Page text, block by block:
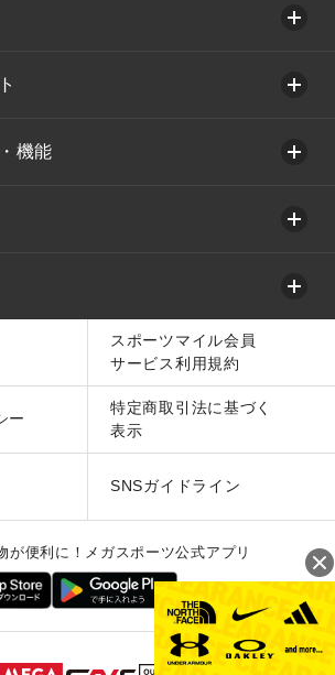
機能
スポーツマイル会員
サービス利用規約
ー
特定商取引法に基づく
表示
SNSガイドライン
が便利に！メガスポーツ公式アプリ